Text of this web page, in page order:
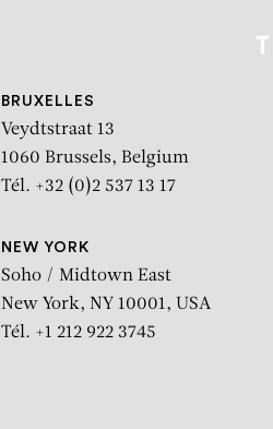
BRUXELLES
Veydtstraat 13
1060 Brussels, Belgium
Tél. +32 (0)2 537 13 17
NEW YORK
Soho / Midtown East
New York, NY 10001, USA
Tél. +1 212 922 3745